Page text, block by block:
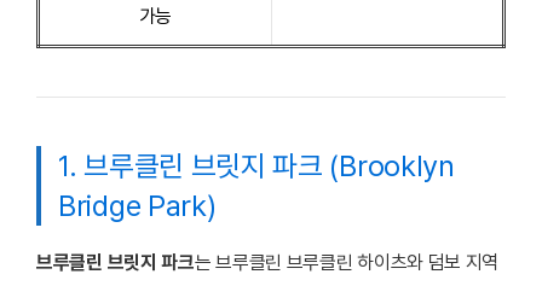
가능
1. 브루클린 브릿지 파크 (Brooklyn
Bridge Park)
브루클린 브릿지 파크는 브루클린 브루클린 하이츠와 덤보 지역